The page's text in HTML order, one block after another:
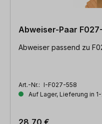
Abweiser-Paar
Abweiser passend zu
Art.-Nr.: I-F027-558
Auf Lager, Lieferung in
28,70 €